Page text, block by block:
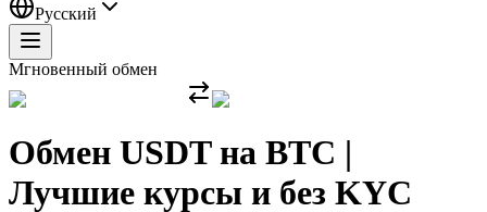
Русский
Мгновенный обмен
Обмен USDT на BTC |
Лучшие курсы и без KYC